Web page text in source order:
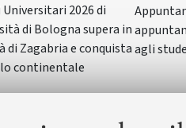
2026 di
di Bologna supera in
Zagabria e conquista
continentale
agli